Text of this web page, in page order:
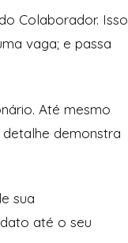
Colaborador. Isso
vaga; e passa
Até mesmo
demonstra
sua
até o seu